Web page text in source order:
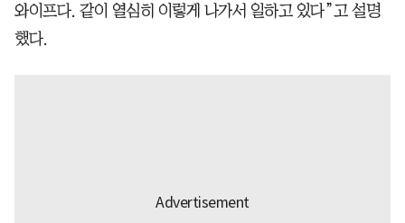
와이프다. 같이 열심히 이렇게 나가서 일하고 있다”고 설명
했다.